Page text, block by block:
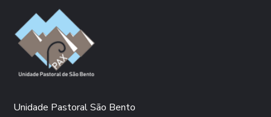
Unidade Pastoral São Bento